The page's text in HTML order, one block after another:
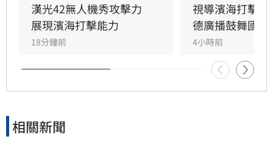
漢光42無人機秀攻擊力
展現濱海打擊能力
18分鐘前
視導濱海打擊
德廣播鼓舞國軍
4小時前
相關新聞